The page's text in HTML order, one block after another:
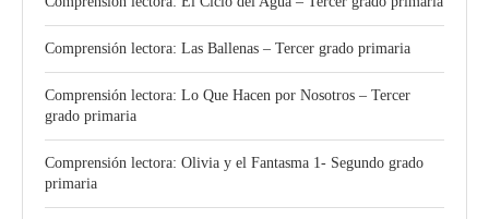
Comprensión lectora: Las Ballenas – Tercer grado primaria
Comprensión lectora: Lo Que Hacen por Nosotros – Tercer
grado primaria
Comprensión lectora: Olivia y el Fantasma 1- Segundo grado
primaria